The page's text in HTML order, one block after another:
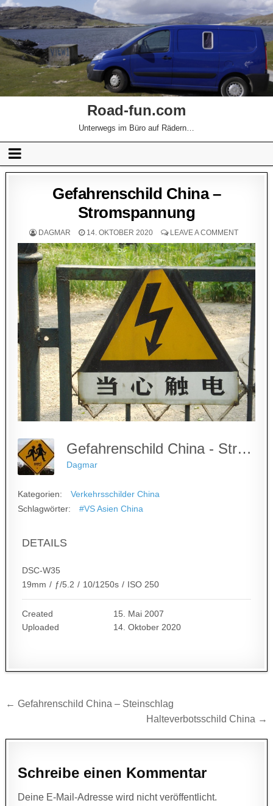
Road-fun.com
Unterwegs im Büro auf Rädern…
Gefahrenschild China –
Stromspannung
DAGMAR 14. OKTOBER 2020 LEAVE A COMMENT
Gefahrenschild China - Stromspannung
Dagmar
Kategorien:
Verkehrsschilder China
Schlagwörter:
#VS Asien China
DETAILS
DSC-W35
19mm / ƒ/5.2 / 10/1250s / ISO 250
Created
15. Mai 2007
Uploaded
14. Oktober 2020
Beitragsnavigation
← Gefahrenschild China – Steinschlag
Halteverbotsschild China →
Schreibe einen Kommentar
Deine E-Mail-Adresse wird nicht veröffentlicht.